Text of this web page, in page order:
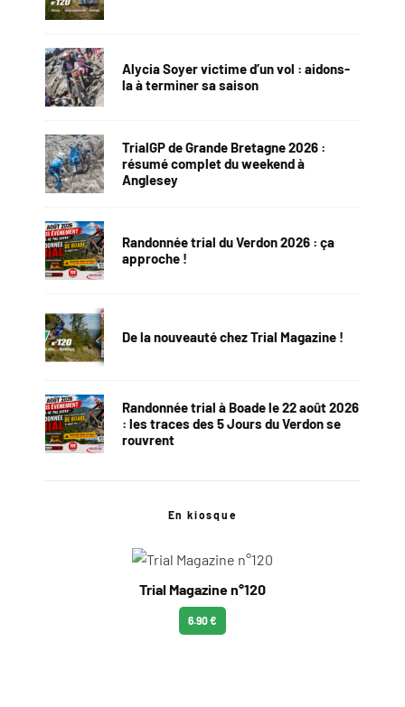
Alycia Soyer victime d’un vol : aidons-
la à terminer sa saison
TrialGP de Grande Bretagne 2026 :
résumé complet du weekend à
Anglesey
Randonnée trial du Verdon 2026 : ça
approche !
De la nouveauté chez Trial Magazine !
Randonnée trial à Boade le 22 août 2026
: les traces des 5 Jours du Verdon se
rouvrent
En kiosque
Trial Magazine n°120
6.90 €